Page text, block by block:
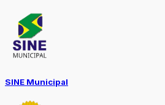
SINE Municipal